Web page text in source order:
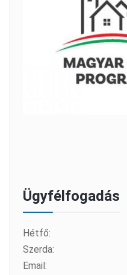
Ügyfélfogadás
Hétfő:
Szerda:
Email: